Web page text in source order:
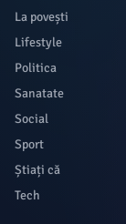
La povești
Lifestyle
Politica
Sanatate
Social
Sport
Știați că
Tech